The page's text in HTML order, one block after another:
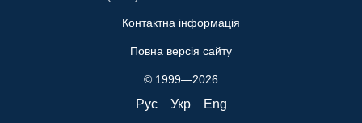
Контактна інформація
Повна версія сайту
© 1999—2026
Рус Укр Eng